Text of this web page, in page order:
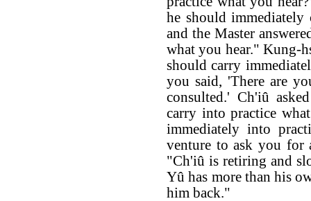
he should immediately
and the Master
what you hear." Kung-
should carry
you said, 'There are
consulted.' Ch'iû
carry into practice
immediately into
venture to ask you for
"Ch'iû is retiring and
Yû has more than his
him back."